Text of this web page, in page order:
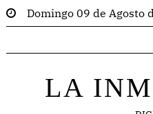
Domingo 09 de Agosto
LA